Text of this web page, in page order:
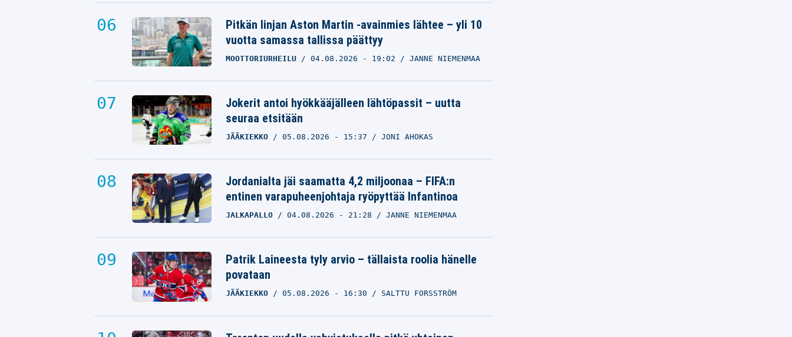
Pitkän linjan Aston Martin -avainmies lähtee – yli 10
vuotta samassa tallissa päättyy
MOOTTORIURHEILU 04.08.2026 - 19:02 JANNE NIEMENMAA
Jokerit antoi hyökkääjälleen lähtöpassit – uutta
seuraa etsitään
JÄÄKIEKKO 05.08.2026 - 15:37 JONI AHOKAS
Jordanialta jäi saamatta 4,2 miljoonaa – FIFA:n
entinen varapuheenjohtaja ryöpyttää Infantinoa
JALKAPALLO 04.08.2026 - 21:28 JANNE NIEMENMAA
Patrik Laineesta tyly arvio – tällaista roolia hänelle
povataan
JÄÄKIEKKO 05.08.2026 - 16:30 SALTTU FORSSTRÖM